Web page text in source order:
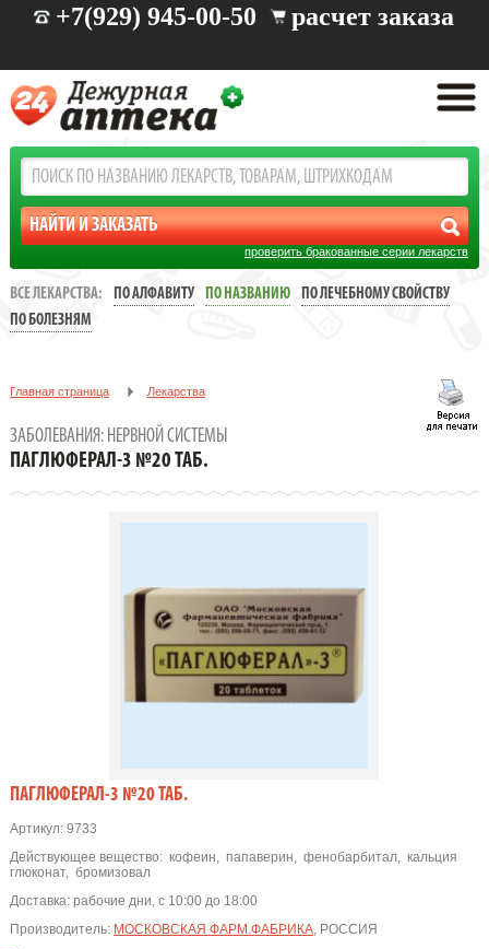
+7(929) 945-00-50 расчет заказа
проверить бракованные серии лекарств
ВСЕ ЛЕКАРСТВА: ПО АЛФАВИТУ ПО НАЗВАНИЮ
ПО ЛЕЧЕБНОМУ СВОЙСТВУ
ПО БОЛЕЗНЯМ
Главная страница Лекарства
ЗАБОЛЕВАНИЯ: НЕРВНОЙ СИСТЕМЫ
ПАГЛЮФЕРАЛ-3 №20 ТАБ.
ПАГЛЮФЕРАЛ-3 №20 ТАБ.
Артикул:9733
Действующее вещество: кофеин, папаверин, фенобарбитал, кальция
глюконат, бромизовал
Доставка: рабочие дни, с 10:00 до 18:00
Производитель: МОСКОВСКАЯ ФАРМ.ФАБРИКА, РОССИЯ